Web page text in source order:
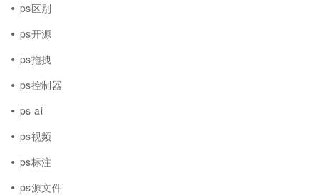
ps区别
ps开源
ps拖拽
ps控制器
ps ai
ps视频
ps标注
ps源文件